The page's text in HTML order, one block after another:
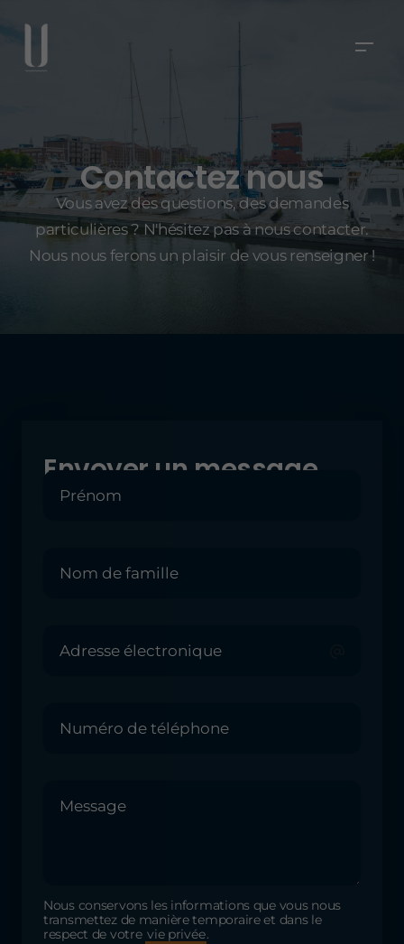
Contactez nous
Vous avez des questions, des demandes
particulières ? N'hésitez pas à nous contacter.
Nous nous ferons un plaisir de vous renseigner !
Envoyer un message
Nous conservons les informations que vous nous
transmettez de manière temporaire et dans le
respect de votre vie privée.